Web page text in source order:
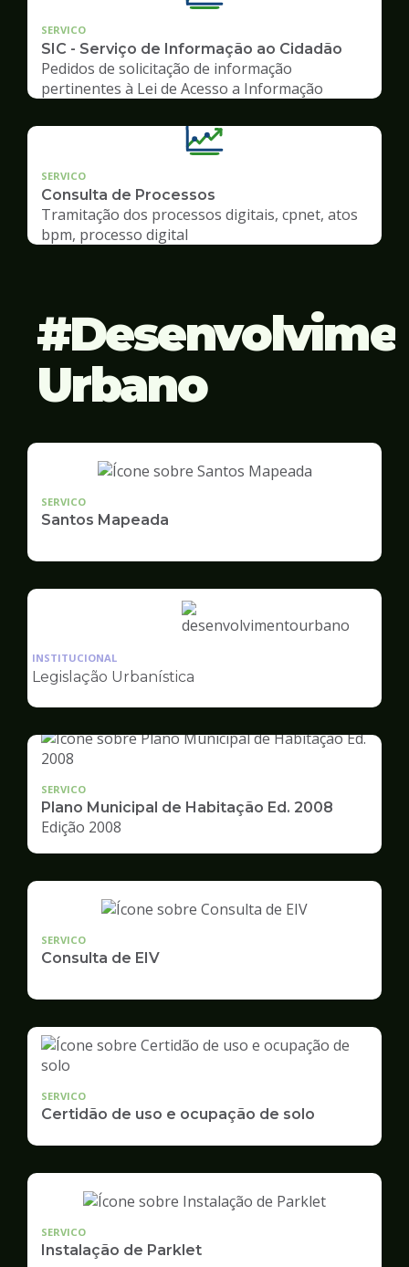
SERVICO
SIC - Serviço de Informação ao Cidadão
Pedidos de solicitação de informação
pertinentes à Lei de Acesso a Informação
SERVICO
Consulta de Processos
Tramitação dos processos digitais, cpnet, atos
bpm, processo digital
Urbano
SERVICO
Santos Mapeada
Ilustração
Desenvolvimento
Urbano
INSTITUCIONAL
Legislação Urbanística
SERVICO
Plano Municipal de Habitação Ed. 2008
Edição 2008
SERVICO
Consulta de EIV
SERVICO
Certidão de uso e ocupação de solo
SERVICO
Instalação de Parklet